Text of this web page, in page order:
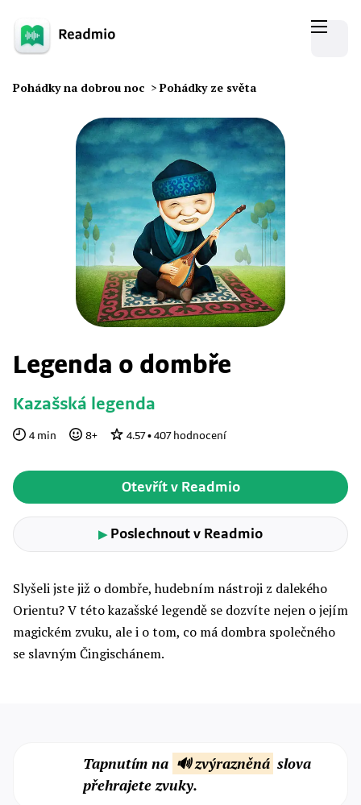
Pohádky na dobrou noc > Pohádky ze světa
Legenda o dombře
Kazašská legenda
4min 8+ 4.57• 407hodnocení
Otevřít v Readmio
▶Poslechnout v Readmio
Slyšeli jste již o dombře, hudebním nástroji z dalekého
Orientu? V této kazašské legendě se dozvíte nejen o jejím
magickém zvuku, ale i o tom, co má dombra společného
se slavným Čingischánem.
Tapnutím na 🔊 zvýrazněná slova
přehrajete zvuky.